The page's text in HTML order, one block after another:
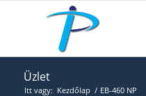
Üzlet
Itt vagy: Kezdőlap / EB-460 NP